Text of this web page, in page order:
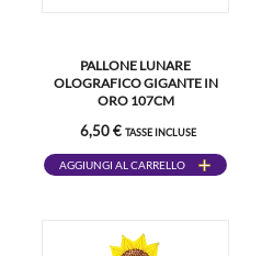
PALLONE LUNARE
OLOGRAFICO GIGANTE IN
ORO 107CM
6,50 € TASSE INCLUSE
AGGIUNGI AL CARRELLO